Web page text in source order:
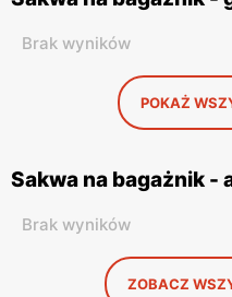
Brak wyników
POKAŻ
Sakwa na bagażnik -
Brak wyników
ZOBACZ